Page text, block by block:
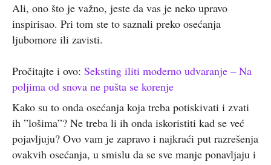
Ali, ono što je važno, jeste da vas je neko upravo
inspirisao. Pri tom ste to saznali preko osećanja
ljubomore ili zavisti.
Pročitajte i ovo: Seksting iliti moderno udvaranje – Na
poljima od snova ne pušta se korenje
Kako su to onda osećanja koja treba potiskivati i zvati
ih ”lošima”? Ne treba li ih onda iskoristiti kad se već
pojavljuju? Ovo vam je zapravo i najkraći put razrešenja
ovakvih osećanja, u smislu da se sve manje ponavljaju i